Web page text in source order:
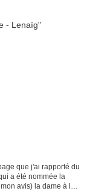
que j'ai rapporté du
a été nommée la
avis) la dame à la